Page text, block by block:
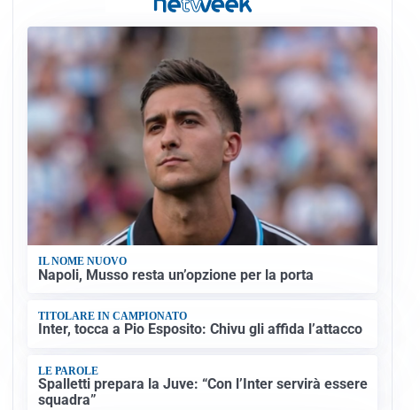
IL NOME NUOVO
Napoli, Musso resta un’opzione per la porta
TITOLARE IN CAMPIONATO
Inter, tocca a Pio Esposito: Chivu gli affida l’attacco
LE PAROLE
Spalletti prepara la Juve: “Con l’Inter servirà essere
squadra”